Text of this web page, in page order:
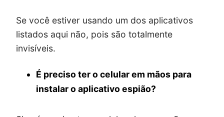
Se você estiver usando um dos aplicativos
listados aqui não, pois são totalmente
invisíveis.
É preciso ter o celular em mãos para
instalar o aplicativo espião?